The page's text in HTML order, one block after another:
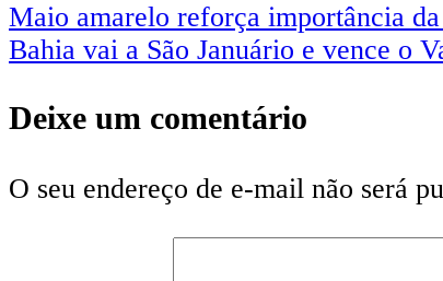
Maio amarelo reforça importância
Bahia vai a São Januário e vence o
Deixe um comentário
O seu endereço de e-mail não será